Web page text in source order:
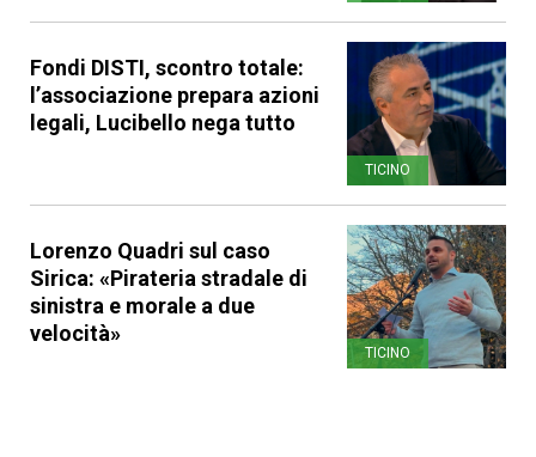
Fondi DISTI, scontro totale:
l’associazione prepara azioni
legali, Lucibello nega tutto
TICINO
Lorenzo Quadri sul caso
Sirica: «Pirateria stradale di
sinistra e morale a due
velocità»
TICINO